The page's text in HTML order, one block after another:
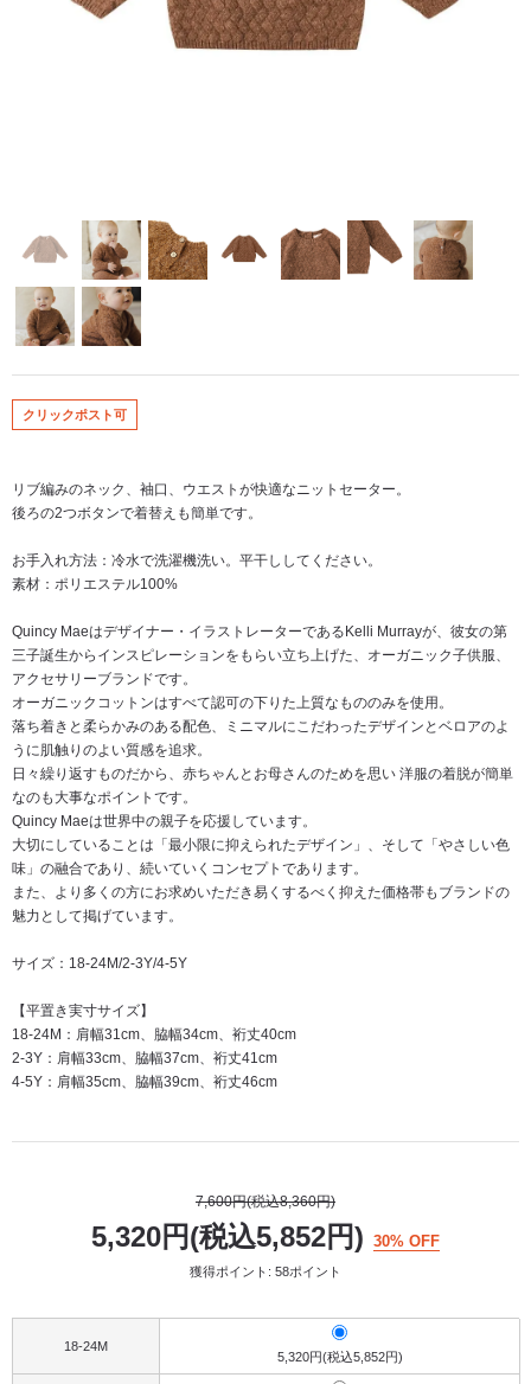
クリックポスト可
リブ編みのネック、袖口、ウエストが快適なニットセーター。
後ろの2つボタンで着替えも簡単です。
お手入れ方法：冷水で洗濯機洗い。平干ししてください。
素材：ポリエステル100%
Quincy Maeはデザイナー・イラストレーターであるKelli Murrayが、彼女の第
三子誕生からインスピレーションをもらい立ち上げた、オーガニック子供服、
アクセサリーブランドです。
オーガニックコットンはすべて認可の下りた上質なもののみを使用。
落ち着きと柔らかみのある配色、ミニマルにこだわったデザインとベロアのよ
うに肌触りのよい質感を追求。
日々繰り返すものだから、赤ちゃんとお母さんのためを思い 洋服の着脱が簡単
なのも大事なポイントです。
Quincy Maeは世界中の親子を応援しています。
大切にしていることは「最小限に抑えられたデザイン」、そして「やさしい色
味」の融合であり、続いていくコンセプトであります。
また、より多くの方にお求めいただき易くするべく抑えた価格帯もブランドの
魅力として掲げています。
サイズ：18-24M/2-3Y/4-5Y
【平置き実寸サイズ】
18-24M：肩幅31cm、脇幅34cm、裄丈40cm
2-3Y：肩幅33cm、脇幅37cm、裄丈41cm
4-5Y：肩幅35cm、脇幅39cm、裄丈46cm
7,600円(税込8,360円)
5,320円(税込5,852円) 30% OFF
獲得ポイント: 58ポイント
18-24M
5,320円(税込5,852円)